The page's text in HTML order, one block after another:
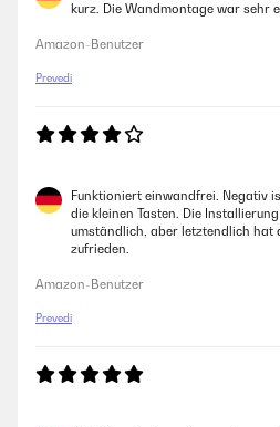
kurz. Die Wandmontage war sehr
Amazon-Benutzer
Prevedi
Funktioniert einwandfrei. Negativ
die kleinen Tasten. Die
umständlich, aber letztendlich hat
zufrieden.
Amazon-Benutzer
Prevedi